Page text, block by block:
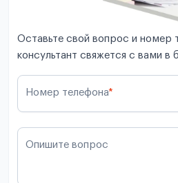
Оставьте свой вопрос и номер
консультант свяжется с вами в
Номер телефона*
Опишите вопрос